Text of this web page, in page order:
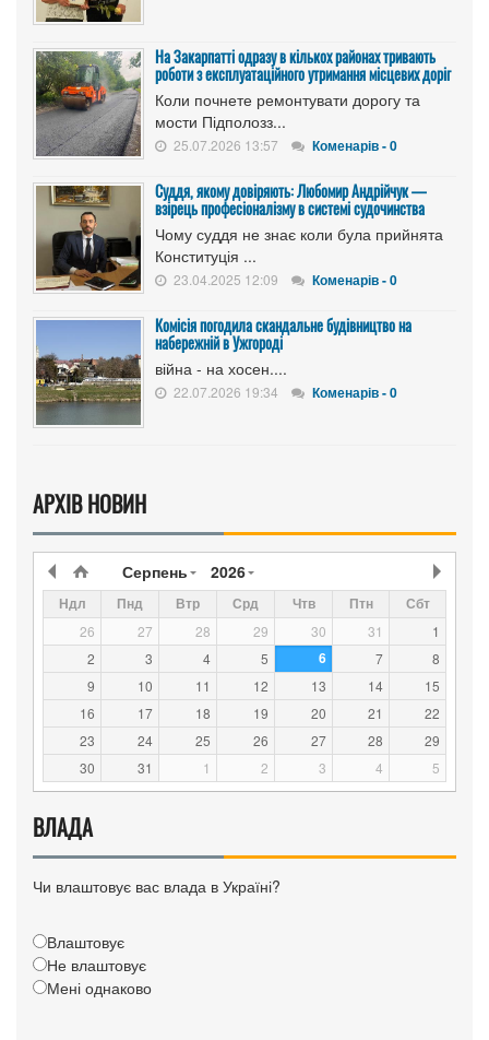
На Закарпатті одразу в кількох районах тривають
роботи з експлуатаційного утримання місцевих доріг
Коли почнете ремонтувати дорогу та
мости Підполозз...
25.07.2026 13:57 Коменарів - 0
Суддя, якому довіряють: Любомир Андрійчук —
взірець професіоналізму в системі судочинства
Чому суддя не знає коли була прийнята
Конституція ...
23.04.2025 12:09 Коменарів - 0
Комісія погодила скандальне будівництво на
набережній в Ужгороді
війна - на хосен....
22.07.2026 19:34 Коменарів - 0
АРХІВ НОВИН
Серпень 2026
Ндл Пнд Втр Срд Чтв Птн Сбт
26 27 28 29 30 31
1
2
3 4 5 6 7
8
9
10 11 12 13 14
15
16
17 18 19 20 21
22
23
24 25 26 27 28
29
30
31 1 2 3 4 5
ВЛАДА
Чи влаштовує вас влада в Україні?
Влаштовує
Не влаштовує
Мені однаково